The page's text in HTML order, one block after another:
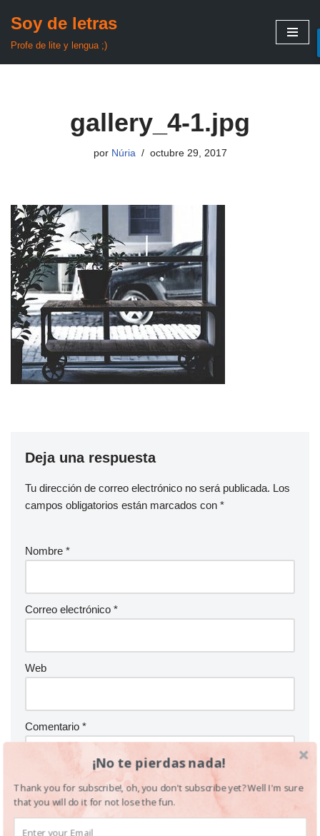
Soy de letras
Profe de lite y lengua ;)
gallery_4-1.jpg
por Núria octubre 29, 2017
Deja una respuesta
Tu dirección de correo electrónico no será publicada. Los
campos obligatorios están marcados con *
Nombre *
Correo electrónico *
Web
Comentario *
¡No te pierdas nada!
Thank you for subscribe!, oh, you don't subscribe yet? Well I'm sure
that you will do it for not lose the fun.